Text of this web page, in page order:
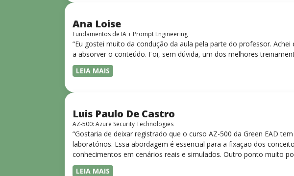
Ana Loise
Fundamentos de IA + Prompt Engineering
“Eu gostei muito da condução da aula pela parte do professor.
a absorver o conteúdo. Foi, sem dúvida, um dos melhores
LEIA MAIS
Luis Paulo De Castro
AZ-500: Azure Security Technologies
“Gostaria de deixar registrado que o curso AZ-500 da Green EAD
laboratórios. Essa abordagem é essencial para a fixação dos
conhecimentos em cenários reais e simulados. Outro ponto muito
progressiva, o que facilita o entendimento mesmo para quem não
LEIA MAIS